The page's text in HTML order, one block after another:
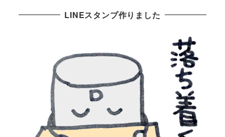
LINEスタンプ作りました